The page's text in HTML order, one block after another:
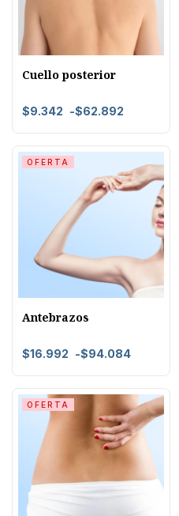
Cuello posterior
$9.342 -$62.892
OFERTA
Antebrazos
$16.992 -$94.084
OFERTA